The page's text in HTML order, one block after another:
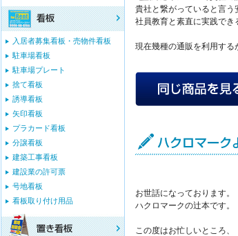
貴社と繋がっていると言う
社員教育と素直に実践でき
現在幾種の通販を利用する
お世話になっております。
ハクロマークの辻本です。
この度はお忙しいところ、
入居者募集看板・売物件看板
駐車場看板
駐車場プレート
捨て看板
誘導看板
矢印看板
プラカード看板
分譲看板
建築工事看板
建設業の許可票
号地看板
看板取り付け用品